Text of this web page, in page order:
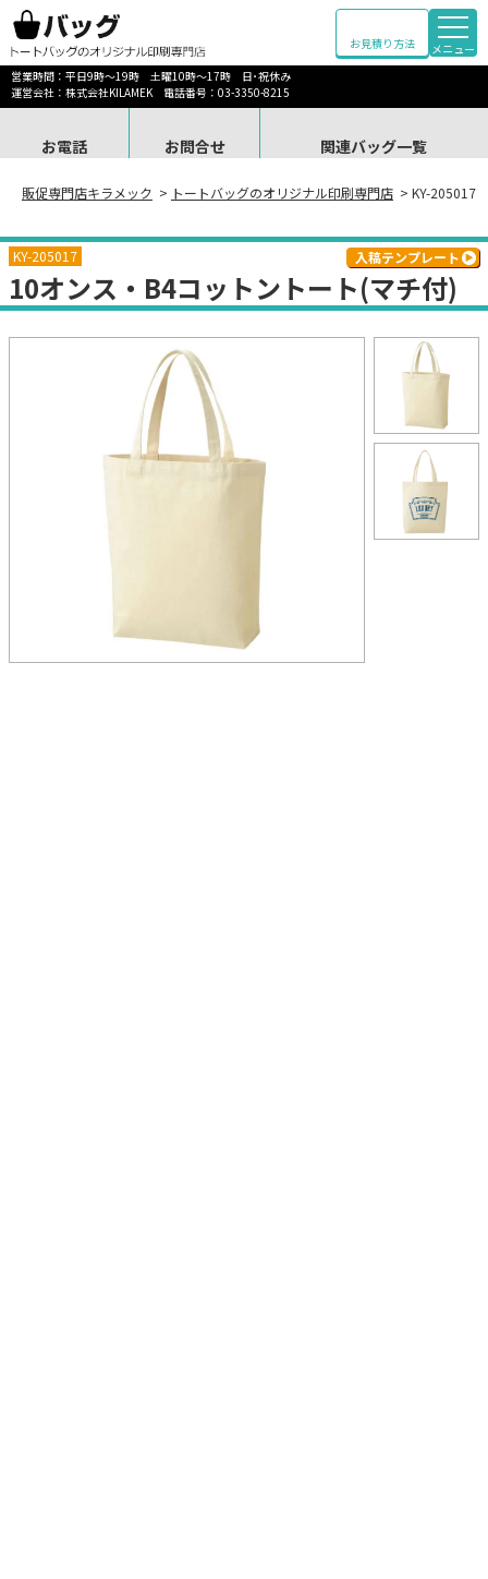
お見積り方法
メニュー
営業時間：平日9時～19時 土曜10時～17時 日･祝休み
運営会社：株式会社KILAMEK 電話番号：03-3350-8215
お電話 お問合せ 関連バッグ一覧
販促専門店キラメック > トートバッグのオリジナル印刷専門店 > KY-205017
KY-205017
10オンス・B4コットントート(マチ付)
入稿テンプレート